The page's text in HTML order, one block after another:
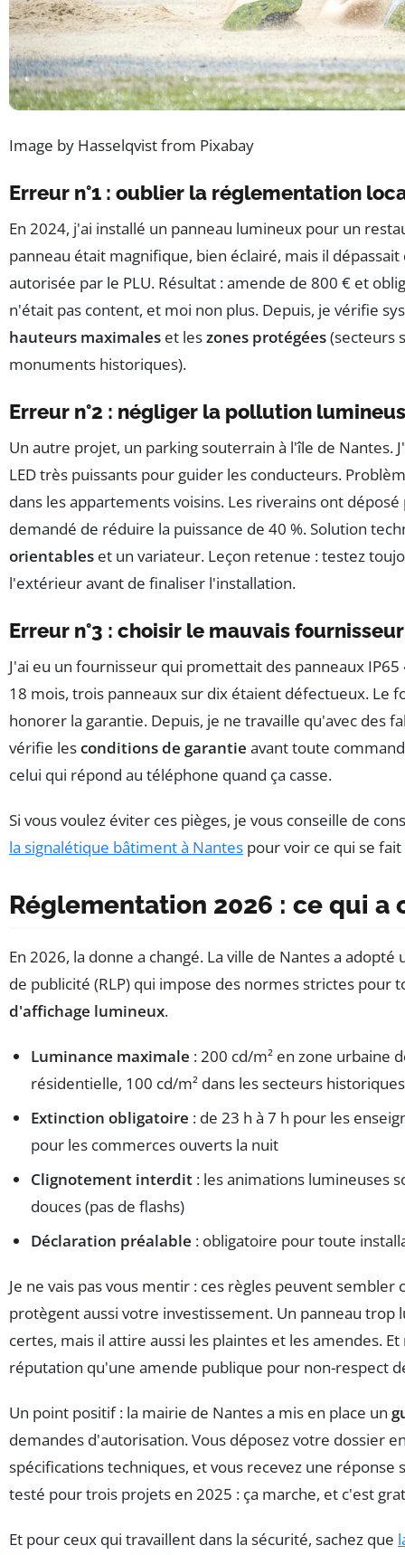
Image by Hasselqvist from Pixabay
Erreur n°1 : oublier la réglementation
En 2024, j'ai installé un panneau lumineux pour un
panneau était magnifique, bien éclairé, mais il
autorisée par le PLU. Résultat : amende de 800 € et
n'était pas content, et moi non plus. Depuis, je vérifie
hauteurs maximales et leszones protégées(secteurs
monuments historiques).
Erreur n°2 : négliger la pollution
Un autre projet, un parking souterrain à l'île de Nantes.
LED très puissants pour guider les conducteurs.
dans les appartements voisins. Les riverains ont
demandé de réduire la puissance de 40 %. Solution
orientables et un variateur. Leçon retenue : testez
l'extérieur avant de finaliser l'installation.
Erreur n°3 : choisir le mauvais fournisseur
J'ai eu un fournisseur qui promettait des panneaux IP65
18 mois, trois panneaux sur dix étaient défectueux. Le
honorer la garantie. Depuis, je ne travaille qu'avec des
vérifie lesconditions de garantie avant toute
celui qui répond au téléphone quand ça casse.
Si vous voulez éviter ces pièges, je vous conseille de
la signalétique bâtiment à Nantes pour voir ce qui se
Réglementation 2026 : ce qui a
En 2026, la donne a changé. La ville de Nantes a
de publicité (RLP) qui impose des normes strictes pour
d'affichage lumineux.
Luminance maximale : 200 cd/m² en zone urbaine
résidentielle, 100 cd/m² dans les secteurs historiques
Extinction obligatoire : de 23 h à 7 h pour les
pour les commerces ouverts la nuit
Clignotement interdit : les animations lumineuses
douces (pas de flashs)
Déclaration préalable : obligatoire pour toute
Je ne vais pas vous mentir : ces règles peuvent sembler
protègent aussi votre investissement. Un panneau trop
certes, mais il attire aussi les plaintes et les amendes.
réputation qu'une amende publique pour non-respect
Un point positif : la mairie de Nantes a mis en place un
demandes d'autorisation. Vous déposez votre dossier
spécifications techniques, et vous recevez une réponse
testé pour trois projets en 2025 : ça marche, et c'est
Et pour ceux qui travaillent dans la sécurité, sachez que